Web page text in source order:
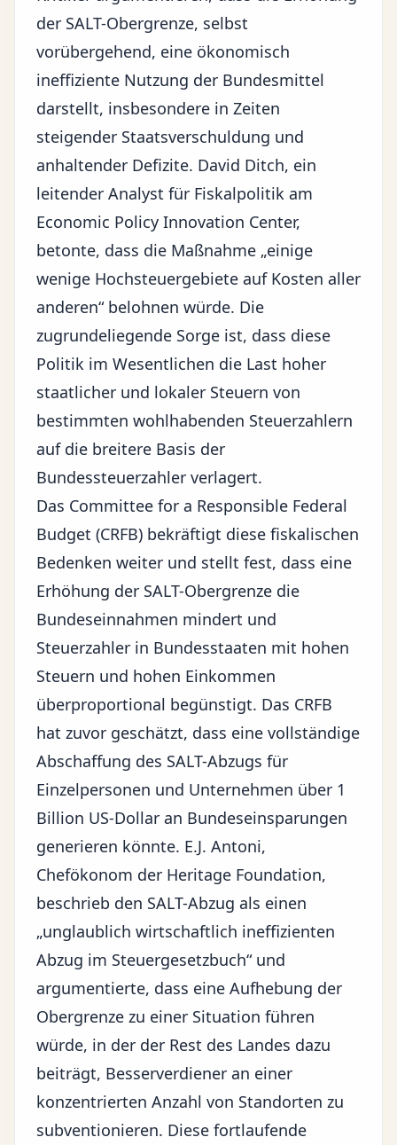
der SALT-Obergrenze, selbst
vorübergehend, eine ökonomisch
ineffiziente Nutzung der Bundesmittel
darstellt, insbesondere in Zeiten
steigender Staatsverschuldung und
anhaltender Defizite. David Ditch, ein
leitender Analyst für Fiskalpolitik am
Economic Policy Innovation Center,
betonte, dass die Maßnahme „einige
wenige Hochsteuergebiete auf Kosten aller
anderen“ belohnen würde. Die
zugrundeliegende Sorge ist, dass diese
Politik im Wesentlichen die Last hoher
staatlicher und lokaler Steuern von
bestimmten wohlhabenden Steuerzahlern
auf die breitere Basis der
Bundessteuerzahler verlagert.
Das Committee for a Responsible Federal
Budget (CRFB) bekräftigt diese fiskalischen
Bedenken weiter und stellt fest, dass eine
Erhöhung der SALT-Obergrenze die
Bundeseinnahmen mindert und
Steuerzahler in Bundesstaaten mit hohen
Steuern und hohen Einkommen
überproportional begünstigt. Das CRFB
hat zuvor geschätzt, dass eine vollständige
Abschaffung des SALT-Abzugs für
Einzelpersonen und Unternehmen über 1
Billion US-Dollar an Bundeseinsparungen
generieren könnte. E.J. Antoni,
Chefökonom der Heritage Foundation,
beschrieb den SALT-Abzug als einen
„unglaublich wirtschaftlich ineffizienten
Abzug im Steuergesetzbuch“ und
argumentierte, dass eine Aufhebung der
Obergrenze zu einer Situation führen
würde, in der der Rest des Landes dazu
beiträgt, Besserverdiener an einer
konzentrierten Anzahl von Standorten zu
subventionieren. Diese fortlaufende